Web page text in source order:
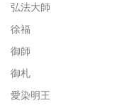
弘法大師
徐福
御師
御札
愛染明王